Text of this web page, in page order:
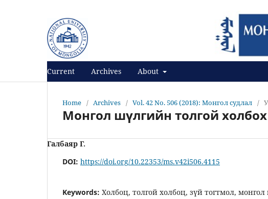
Current Archives About
Home / Archives / Vol. 42 No. 506 (2018): Монгол судлал /
Монгол шүлгийн толгой
Галбаяр Г.
DOI: https://doi.org/10.22353/ms.v42i506.4115
Keywords: Холбоц, толгой холбоц, зүй тогтмол, монгол